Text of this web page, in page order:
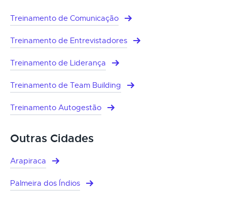
Treinamento de Comunicação
Treinamento de Entrevistadores
Treinamento de Liderança
Treinamento de Team Building
Treinamento Autogestão
Outras Cidades
Arapiraca
Palmeira dos Índios